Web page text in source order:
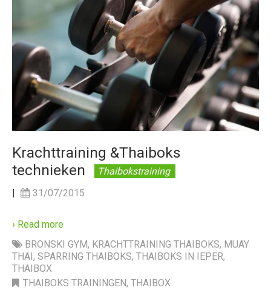
Krachttraining &Thaiboks
technieken
Thaibokstraining
|
31/07/2015
› Read more
BRONSKI GYM, KRACHTTRAINING THAIBOKS, MUAY
THAI, SPARRING THAIBOKS, THAIBOKS IN IEPER,
THAIBOX
THAIBOKS TRAININGEN, THAIBOX